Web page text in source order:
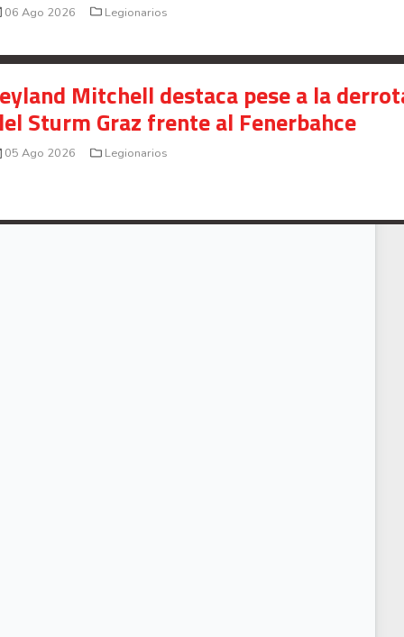
06 Ago 2026 Legionarios
Mitchell destaca pese a la
Sturm Graz frente al Fenerbahce
05 Ago 2026 Legionarios